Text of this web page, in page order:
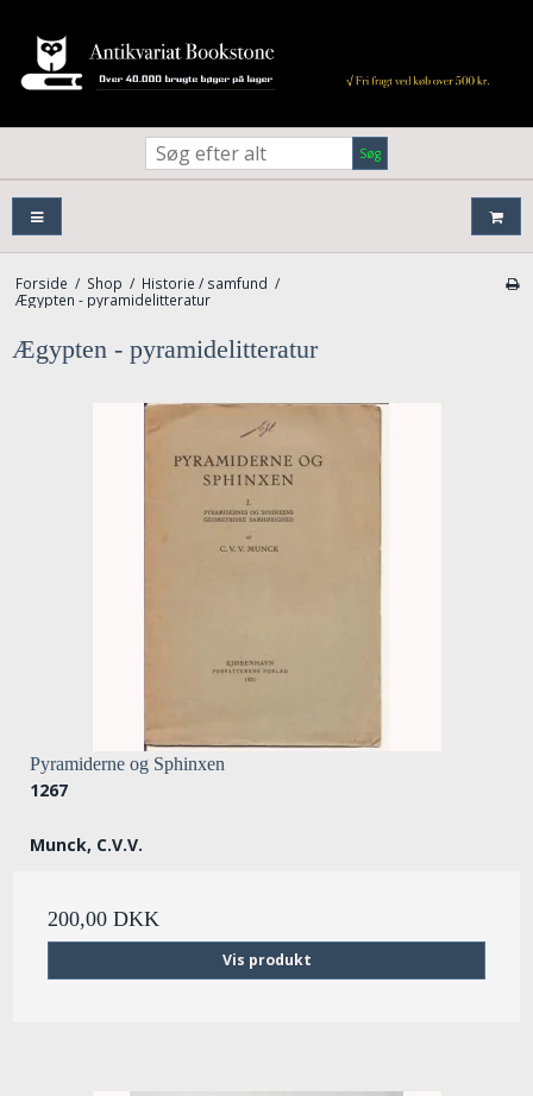
Søg
Forside / Shop / Historie / samfund /
Ægypten - pyramidelitteratur
Ægypten - pyramidelitteratur
Pyramiderne og Sphinxen
1267
Munck, C.V.V.
200,00 DKK
Vis produkt